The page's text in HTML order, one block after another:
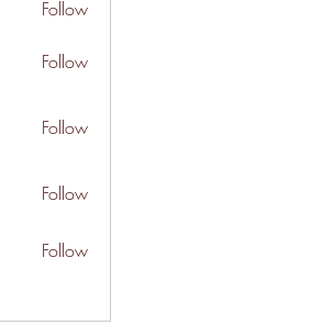
Follow
Follow
Follow
Follow
Follow